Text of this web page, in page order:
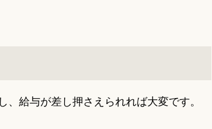
給与が差し押さえられれば大変です。